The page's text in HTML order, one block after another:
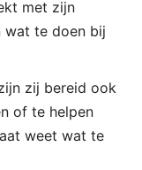
met zijn
wat te doen bij
zij bereid ook
of te helpen
weet wat te